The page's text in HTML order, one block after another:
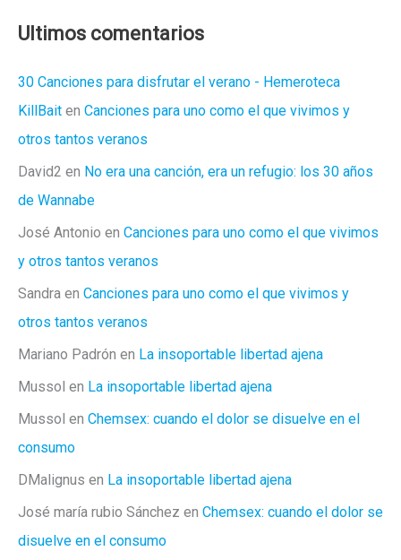
de
Crepúsculo
Ultimos comentarios
30 Canciones para disfrutar el verano - Hemeroteca
KillBait en Canciones para uno como el que vivimos y
otros tantos veranos
David2 en No era una canción, era un refugio: los 30 años
de Wannabe
José Antonio en Canciones para uno como el que vivimos
y otros tantos veranos
Sandra en Canciones para uno como el que vivimos y
otros tantos veranos
Mariano Padrón en La insoportable libertad ajena
Mussol en La insoportable libertad ajena
Mussol en Chemsex: cuando el dolor se disuelve en el
consumo
DMalignus en La insoportable libertad ajena
José maría rubio Sánchez en Chemsex: cuando el dolor se
disuelve en el consumo